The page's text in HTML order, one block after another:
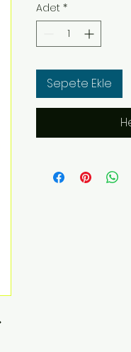
Adet *
Sepete Ekle